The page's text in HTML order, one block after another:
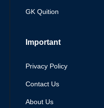
GK Quition
Important
Privacy Policy
Contact Us
About Us